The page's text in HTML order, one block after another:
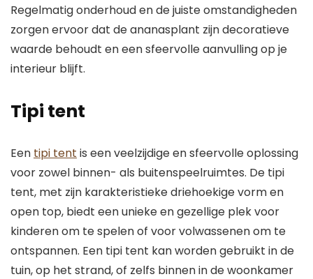
Regelmatig onderhoud en de juiste omstandigheden
zorgen ervoor dat de ananasplant zijn decoratieve
waarde behoudt en een sfeervolle aanvulling op je
interieur blijft.
Tipi tent
Een tipi tent is een veelzijdige en sfeervolle oplossing
voor zowel binnen- als buitenspeelruimtes. De tipi
tent, met zijn karakteristieke driehoekige vorm en
open top, biedt een unieke en gezellige plek voor
kinderen om te spelen of voor volwassenen om te
ontspannen. Een tipi tent kan worden gebruikt in de
tuin, op het strand, of zelfs binnen in de woonkamer